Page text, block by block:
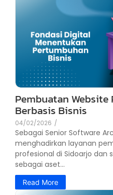
Pembuatan
Berbasis Bisnis
04/02/2026 /
Sebagai Senior Software
menghadirkan layanan
profesional di Sidoarjo dan
sebagai aset...
Read More